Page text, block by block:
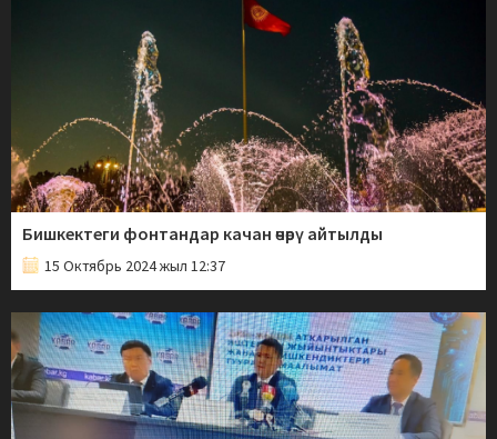
Бишкектеги фонтандар качан өчөрү айтылды
15 Октябрь 2024 жыл 12:37